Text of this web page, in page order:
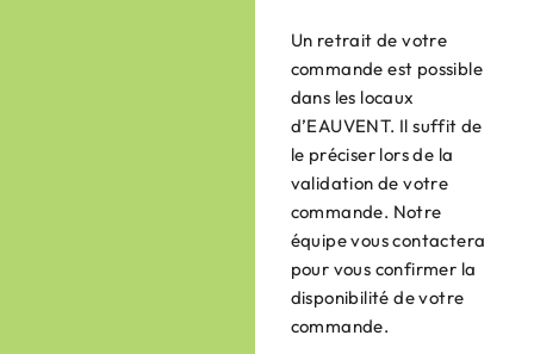
Un retrait de votre
commande est possible
dans les locaux
d’EAUVENT. Il suffit de
le préciser lors de la
validation de votre
commande. Notre
équipe vous contactera
pour vous confirmer la
disponibilité de votre
commande.